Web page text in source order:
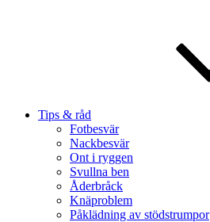
Tips & råd
Fotbesvär
Nackbesvär
Ont i ryggen
Svullna ben
Åderbråck
Knäproblem
Påklädning av stödstrumpor